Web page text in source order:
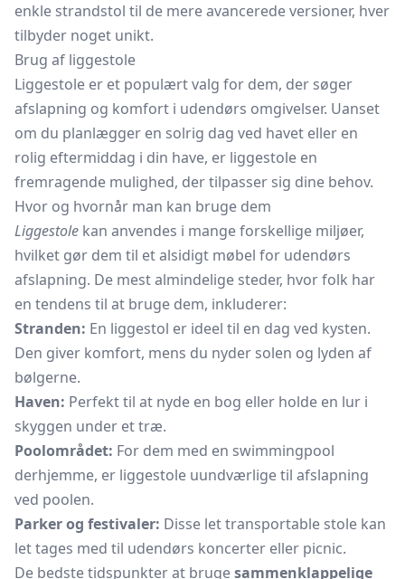
enkle strandstol til de mere avancerede versioner, hver
tilbyder noget unikt.
Brug af liggestole
Liggestole er et populært valg for dem, der søger
afslapning og komfort i udendørs omgivelser. Uanset
om du planlægger en solrig dag ved havet eller en
rolig eftermiddag i din have, er liggestole en
fremragende mulighed, der tilpasser sig dine behov.
Hvor og hvornår man kan bruge dem
Liggestole kan anvendes i mange forskellige miljøer,
hvilket gør dem til et alsidigt møbel for udendørs
afslapning. De mest almindelige steder, hvor folk har
en tendens til at bruge dem, inkluderer:
Stranden: En liggestol er ideel til en dag ved kysten.
Den giver komfort, mens du nyder solen og lyden af
bølgerne.
Haven: Perfekt til at nyde en bog eller holde en lur i
skyggen under et træ.
Poolområdet: For dem med en swimmingpool
derhjemme, er liggestole uundværlige til afslapning
ved poolen.
Parker og festivaler: Disse let transportable stole kan
let tages med til udendørs koncerter eller picnic.
De bedste tidspunkter at brugesammenklappelige